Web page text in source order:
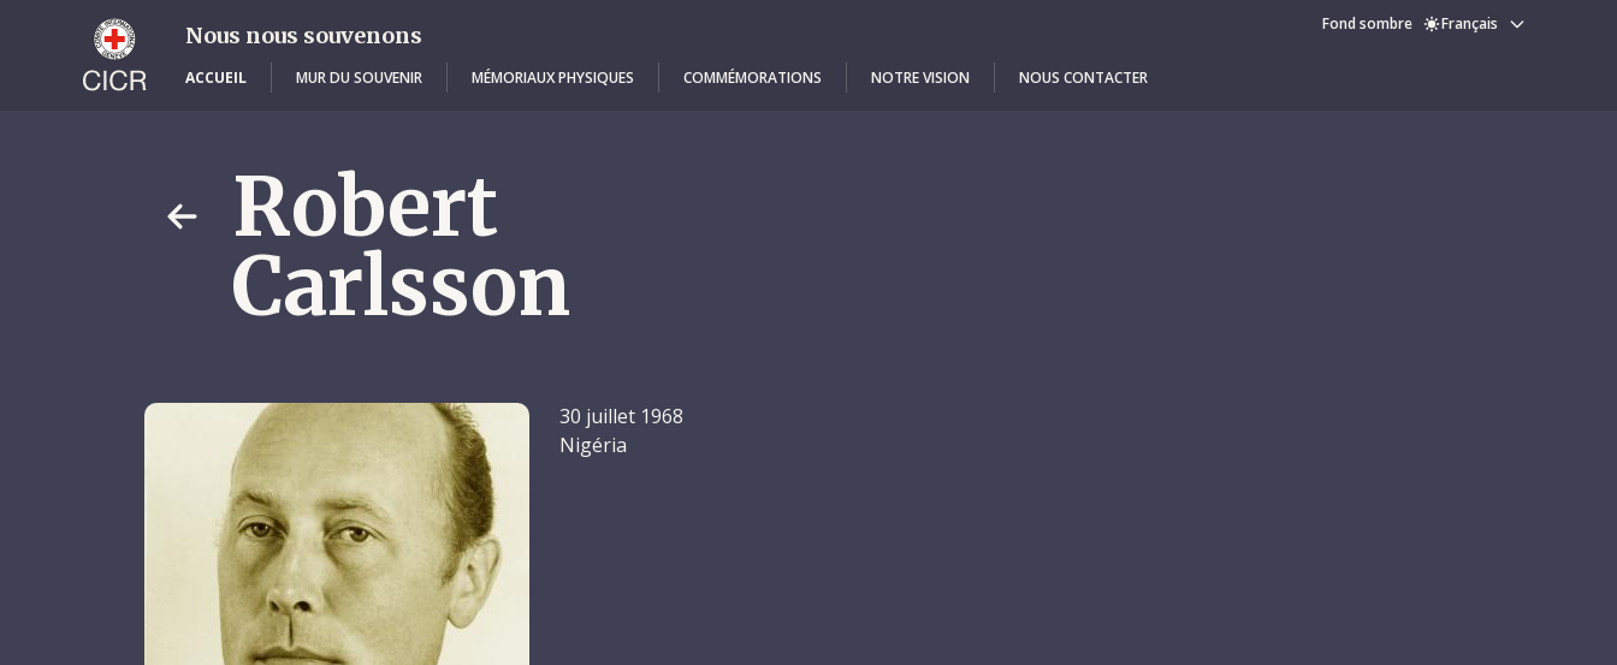
Nous nous souvenons Fond sombre Français
ACCUEIL MUR DU SOUVENIR MÉMORIAUX PHYSIQUES COMMÉMORATIONS NOTRE VISION NOUS CONTACTER
Robert
Carlsson
30 juillet 1968
Nigéria